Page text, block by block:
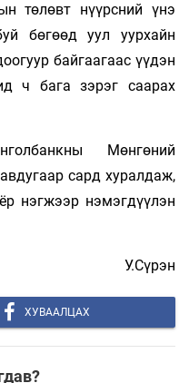
төлөвт нүүрсний үнэ
бөгөөд уул уурхайн
байгаагаас үүдэн
ч бага зэрэг саарах
Мөнгөний
сард хуралдаж,
нэгжээр нэмэгдүүлэн
У.Сүрэн
ХУВААЛЦАХ